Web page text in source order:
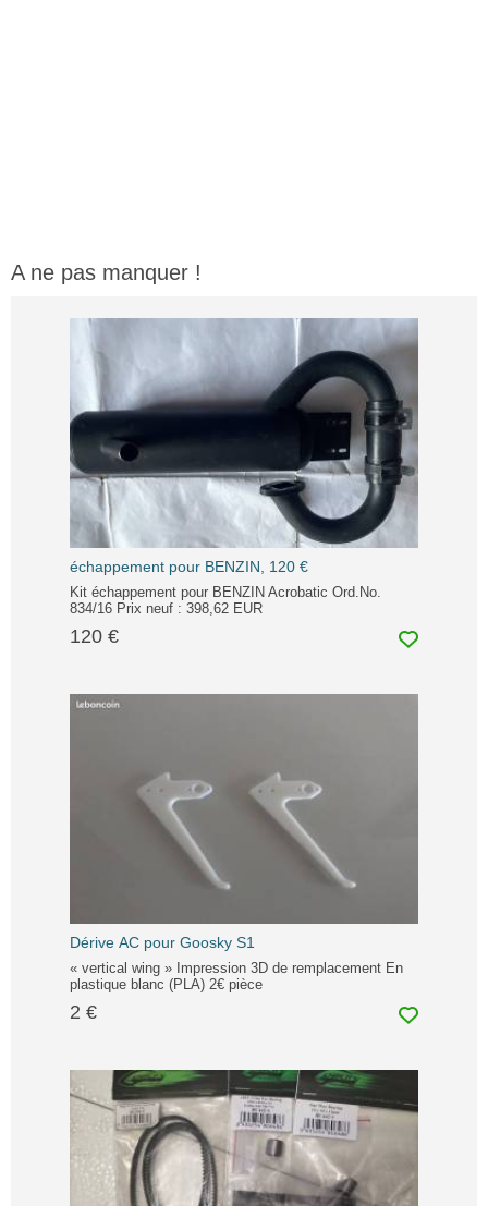
A ne pas manquer !
échappement pour BENZIN, 120 €
Kit échappement pour BENZIN Acrobatic Ord.No.
834/16 Prix neuf : 398,62 EUR
120 €
Dérive AC pour Goosky S1
« vertical wing » Impression 3D de remplacement En
plastique blanc (PLA) 2€ pièce
2 €